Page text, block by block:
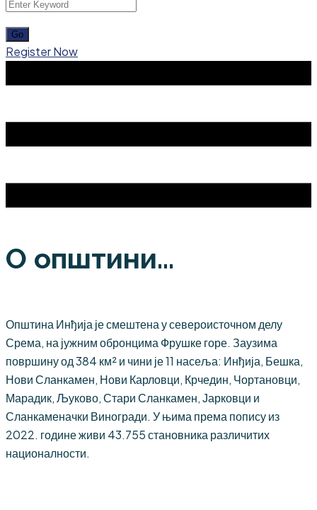
Register Now
О општини...
Општина Инђија је смештена у североисточном делу
Срема, на јужним обронцима Фрушке горе. Заузима
површину од 384 км² и чини је 11 насеља: Инђија, Бешка,
Нови Сланкамен, Нови Карловци, Крчедин, Чортановци,
Марадик, Љуково, Стари Сланкамен, Јарковци и
Сланкаменачки Виногради. У њима према попису из
2022. године живи 43.755 становника различитих
националности.